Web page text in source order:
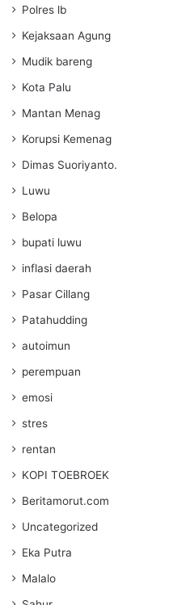
Polres lb
Kejaksaan Agung
Mudik bareng
Kota Palu
Mantan Menag
Korupsi Kemenag
Dimas Suoriyanto.
Luwu
Belopa
bupati luwu
inflasi daerah
Pasar Cillang
Patahudding
autoimun
perempuan
emosi
stres
rentan
KOPI TOEBROEK
Beritamorut.com
Uncategorized
Eka Putra
Malalo